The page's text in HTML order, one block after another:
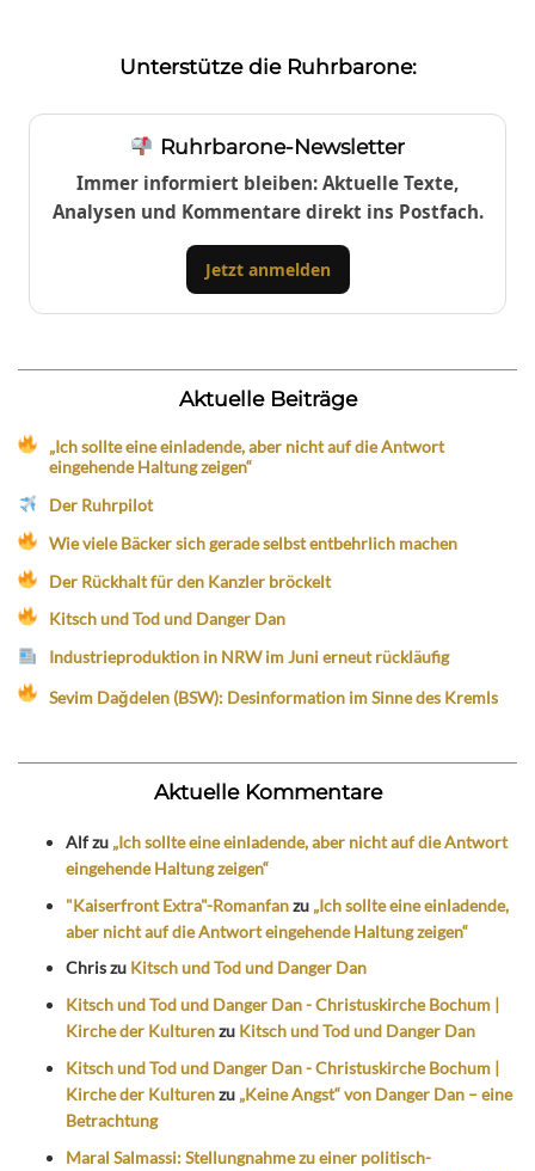
Unterstütze die Ruhrbarone:
Ruhrbarone-Newsletter
Immer informiert bleiben: Aktuelle Texte,
Analysen und Kommentare direkt ins Postfach.
Jetzt anmelden
Aktuelle Beiträge
„Ich sollte eine einladende, aber nicht auf die Antwort
eingehende Haltung zeigen“
Der Ruhrpilot
Wie viele Bäcker sich gerade selbst entbehrlich machen
Der Rückhalt für den Kanzler bröckelt
Kitsch und Tod und Danger Dan
Industrieproduktion in NRW im Juni erneut rückläufig
Sevim Dağdelen (BSW): Desinformation im Sinne des Kremls
Aktuelle Kommentare
Alfzu „Ich sollte eine einladende, aber nicht auf die Antwort
eingehende Haltung zeigen“
"Kaiserfront Extra"-Romanfanzu „Ich sollte eine einladende,
aber nicht auf die Antwort eingehende Haltung zeigen“
Chriszu Kitsch und Tod und Danger Dan
Kitsch und Tod und Danger Dan - Christuskirche Bochum |
Kirche der Kulturenzu Kitsch und Tod und Danger Dan
Kitsch und Tod und Danger Dan - Christuskirche Bochum |
Kirche der Kulturenzu „Keine Angst“ von Danger Dan – eine
Betrachtung
Maral Salmassi: Stellungnahme zu einer politisch-